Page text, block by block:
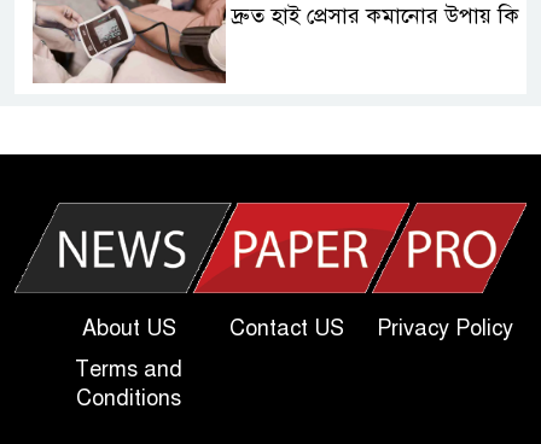
দ্রুত হাই প্রেসার কমানোর উপায় কি
| Today Dakhil Exam
খুবি সি ইউনিট ভর্তি পরীক্ষার প্রশ্ন
২০২৫ | KU C Unit Admission
Question
About US Contact US
Privacy Policy
Terms and
Conditions